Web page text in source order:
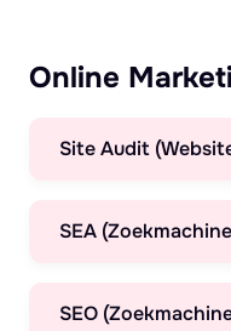
Online
Site Audit
SEA
SEO